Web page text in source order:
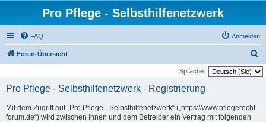
Pro Pflege - Selbsthilfenetzwerk
FAQ Anmelden
Foren-Übersicht
u
Sprache:
Pro Pflege - Selbsthilfenetzwerk - Registrierung
Mit dem Zugriff auf „Pro Pflege - Selbsthilfenetzwerk“ („https://www.pflegerecht-
forum.de“) wird zwischen Ihnen und dem Betreiber ein Vertrag mit folgenden